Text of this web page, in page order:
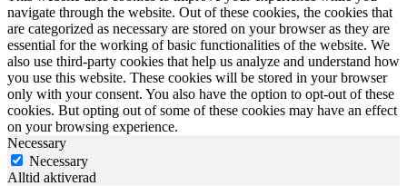
navigate through the website. Out of these cookies, the cookies that
are categorized as necessary are stored on your browser as they are
essential for the working of basic functionalities of the website. We
also use third-party cookies that help us analyze and understand how
you use this website. These cookies will be stored in your browser
only with your consent. You also have the option to opt-out of these
cookies. But opting out of some of these cookies may have an effect
on your browsing experience.
Necessary
Necessary
Alltid aktiverad